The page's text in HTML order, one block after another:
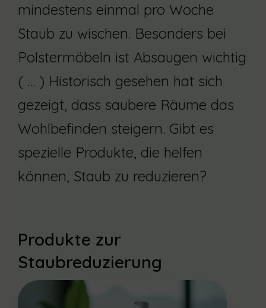
mindestens einmal pro Woche
Staub zu wischen. Besonders bei
Polstermöbeln ist Absaugen wichtig
( … ) Historisch gesehen hat sich
gezeigt, dass saubere Räume das
Wohlbefinden steigern. Gibt es
spezielle Produkte, die helfen
können, Staub zu reduzieren?
Produkte zur
Staubreduzierung